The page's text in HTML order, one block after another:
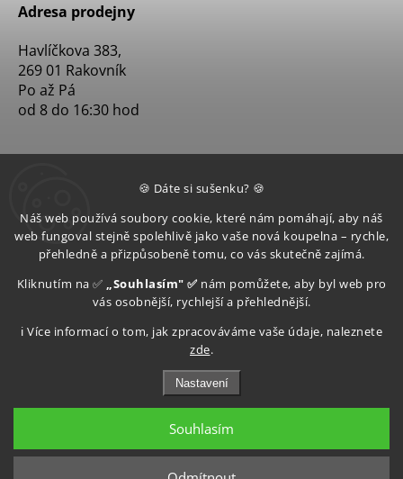
🍪 Dáte si sušenku? 🍪
Náš web používá soubory cookie, které nám pomáhají, aby náš
web fungoval stejně spolehlivě jako vaše nová koupelna – rychle,
přehledně a přizpůsobeně tomu, co vás skutečně zajímá.
Kliknutím na ✅ „Souhlasím" ✅ nám pomůžete, aby byl web pro
vás osobnější, rychlejší a přehlednější.
ℹ️ Více informací o tom, jak zpracováváme vaše údaje, naleznete
zde.
Nastavení
Souhlasím
Adresa prodejny
Havlíčkova 383,
269 01 Rakovník
Po až Pá
od 8 do 16:30 hod
Upravit nastavení cookies